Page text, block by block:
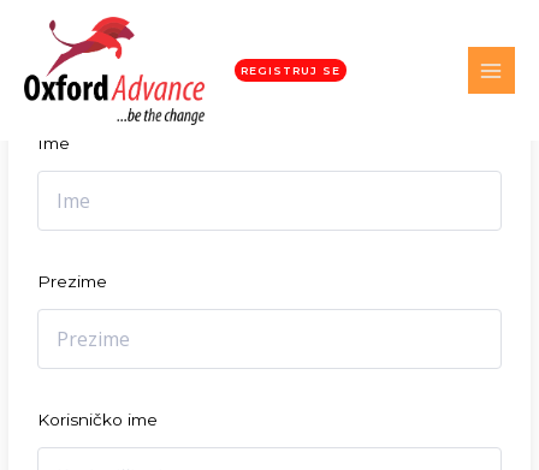
REGISTRUJ SE
Student registracija
Ime
Prezime
Korisničko ime